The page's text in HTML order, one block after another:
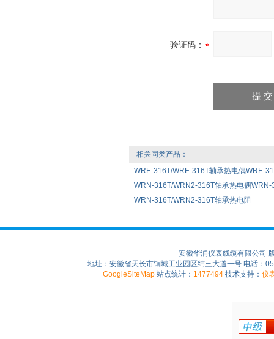
验证码：
相关同类产品：
WRE-316T/WRE-316T轴承热电偶WRE-
WRN-316T/WRN2-316T轴承热电偶
WRN-316T/WRN2-316T轴承热电阻
安徽华润仪表线缆有限公司
地址：安徽省天长市铜城工业园区纬三大道一号 电话：
GoogleSiteMap 站点统计： 1477494 技术支持： 仪